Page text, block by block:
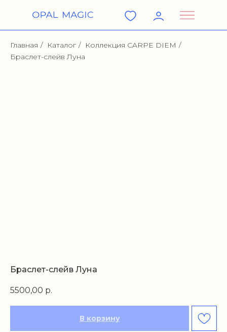
Главная / Каталог / Коллекция CARPE DIEM /
Браслет-слейв Луна
Браслет-слейв Луна
5500,00 р.
В корзину